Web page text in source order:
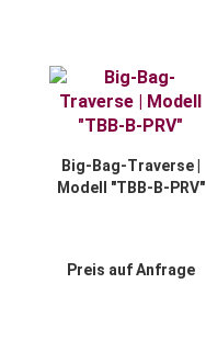
Big-Bag-Traverse |
Modell "TBB-B-PRV"
Preis auf Anfrage